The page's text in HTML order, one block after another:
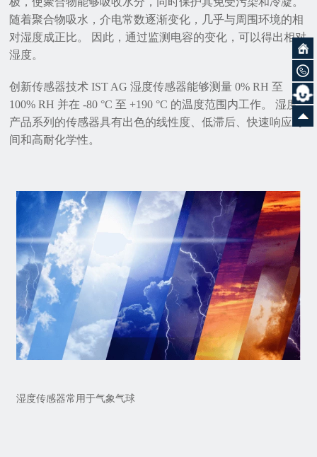
随着聚合物吸水，介电常数逐渐变化，几乎与周围环境的相
对湿度成正比。 因此，通过监测电容的变化，可以得出相对
湿度。
创新传感器技术 IST AG 湿度传感器能够测量 0% RH 至
100% RH 并在 -80 °C 至 +190 °C 的温度范围内工作。 湿度
产品系列的传感器具有出色的线性度、低滞后、快速响应时
间和高耐化学性。
湿度传感器常用于气象气球